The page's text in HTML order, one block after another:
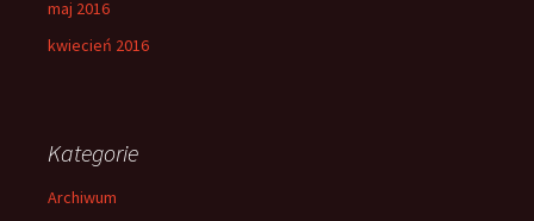
maj 2016
kwiecień 2016
Kategorie
Archiwum